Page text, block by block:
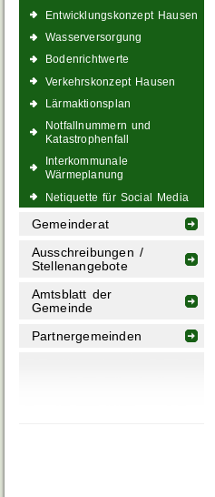
Entwicklungskonzept Hausen
Wasserversorgung
Bodenrichtwerte
Verkehrskonzept Hausen
Lärmaktionsplan
Notfallnummern und
Katastrophenfall
Interkommunale
Wärmeplanung
Netiquette für Social Media
Gemeinderat
Ausschreibungen /
Stellenangebote
Amtsblatt der
Gemeinde
Partnergemeinden